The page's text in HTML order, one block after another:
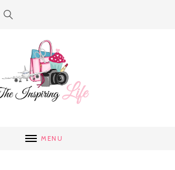
MENU